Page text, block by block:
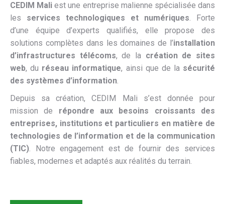
CEDIM Mali est une entreprise malienne spécialisée dans
les services technologiques et numériques. Forte
d’une équipe d’experts qualifiés, elle propose des
solutions complètes dans les domaines de l’installation
d’infrastructures télécoms, de la création de sites
web, du réseau informatique, ainsi que de la sécurité
des systèmes d’information.
Depuis sa création, CEDIM Mali s’est donnée pour
mission de répondre aux besoins croissants des
entreprises, institutions et particuliers en matière de
technologies de l’information et de la communication
(TIC). Notre engagement est de fournir des services
fiables, modernes et adaptés aux réalités du terrain.